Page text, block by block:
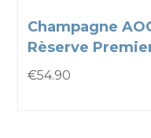
Champagne
Rèserve
€54.90